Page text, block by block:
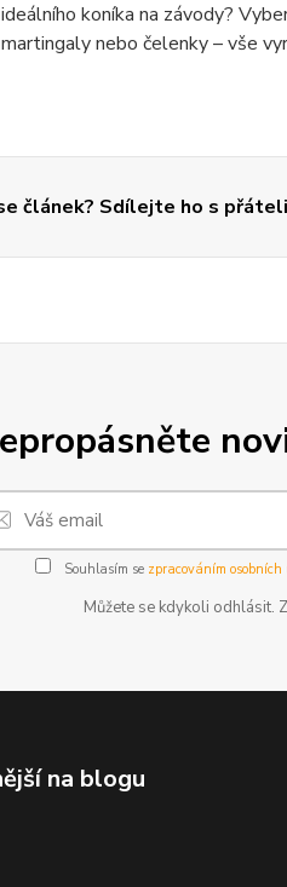
koníka na závody?
nebo čelenky – vše
článek? Sdílejte ho s přáteli
Souhlasím se zpracováním osobních
Můžete se kdykoli odhlásit.
na blogu